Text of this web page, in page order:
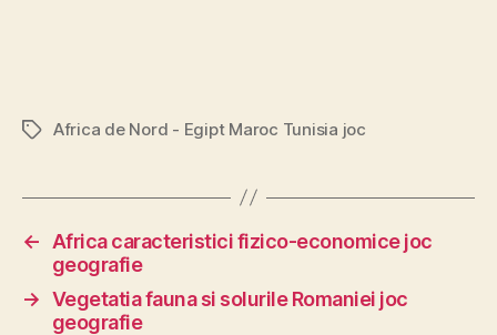
EticheteAfrica de Nord - Egipt Maroc Tunisia joc
←
Africa caracteristici fizico-economice joc
geografie
→ Vegetatia fauna si solurile Romaniei joc
geografie